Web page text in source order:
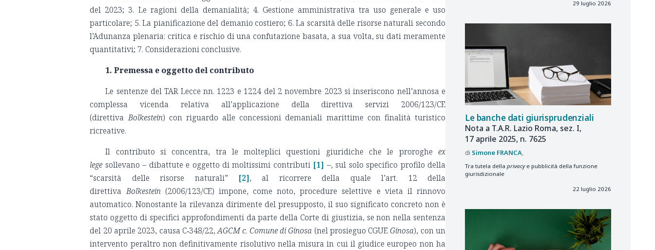
del 2023; 3. Le ragioni della demanialità; 4. Gestione amministrativa tra uso generale e uso
particolare; 5. La pianificazione del demanio costiero; 6. La scarsità delle risorse naturali secondo
l’Adunanza plenaria: critica e rischio di una confutazione basata, a sua volta, su dati meramente
quantitativi; 7. Considerazioni conclusive.
1. Premessa e oggetto del contributo
Le sentenze del TAR Lecce nn. 1223 e 1224 del 2 novembre 2023 si inseriscono nell’annosa e
complessa vicenda relativa all’applicazione della direttiva servizi 2006/123/CE
(direttivaBolkestein) con riguardo alle concessioni demaniali marittime con finalità turistico
ricreative.
Il contributo si concentra, tra le molteplici questioni giuridiche che le proroghe ex
lege sollevano – dibattute e oggetto di moltissimi contributi [1] –, sul solo specifico profilo della
“scarsità delle risorse naturali”
[2], al ricorrere della quale l’art. 12 della
direttivaBolkestein(2006/123/CE) impone, come noto, procedure selettive e vieta il rinnovo
automatico. Nonostante la rilevanza dirimente del presupposto, il suo significato concreto non è
stato oggetto di specifici approfondimenti da parte della Corte di giustizia, se non nella sentenza
del 20 aprile 2023, causa C‑348/22,AGCM c. Comune di Ginosa (nel prosieguo CGUEGinosa), con un
intervento peraltro non definitivamente risolutivo nella misura in cui il giudice europeo non ha
29 luglio 2026
Le banche dati giurisprudenziali
Nota a T.A.R. Lazio Roma, sez. I,
17 aprile 2025, n. 7625
Simone FRANCA
Tra tutela della privacye pubblicità della funzione
giurisdizionale
22 luglio 2026